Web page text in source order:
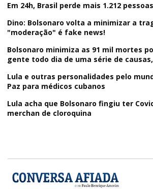
Em 24h, Brasil perde mais 1.212
Dino: Bolsonaro volta a minimizar a
"moderação" é fake news!
Bolsonaro minimiza as 91 mil mortes
gente todo dia de uma série de causas,
Lula e outras personalidades pelo
Paz para médicos cubanos
Lula acha que Bolsonaro fingiu ter
merchan de cloroquina